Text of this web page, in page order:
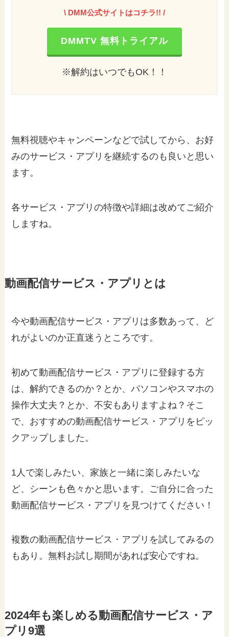
\ DMM公式サイトはコチラ!! /
DMMTV 無料トライアル
※解約はいつでもOK！！
無料視聴やキャンペーンなどで試してから、お好
みのサービス・アプリを継続するのも良いと思い
ます。
各サービス・アプリの特徴や詳細は改めてご紹介
しますね。
動画配信サービス・アプリとは
今や動画配信サービス・アプリは多数あって、ど
れがよいのか正直迷うところです。
初めて動画配信サービス・アプリに登録する方
は、解約できるのか？とか、パソコンやスマホの
操作大丈夫？とか、不安もありますよね？そこ
で、おすすめの動画配信サービス・アプリをピッ
クアップしました。
1人で楽しみたい、家族と一緒に楽しみたいな
ど、シーンも色々かと思います。ご自分に合った
動画配信サービス・アプリを見つけてください！
複数の動画配信サービス・アプリを試してみるの
もあり。無料お試し期間があれば安心ですね。
2024年も楽しめる動画配信サービス・ア
プリ9選